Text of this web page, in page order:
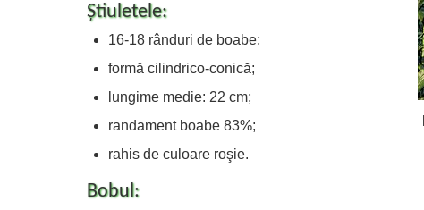
Ştiuletele:
16-18 rânduri de boabe;
formă cilindrico-conică;
lungime medie: 22 cm;
randament boabe 83%;
rahis de culoare roşie.
Bobul: